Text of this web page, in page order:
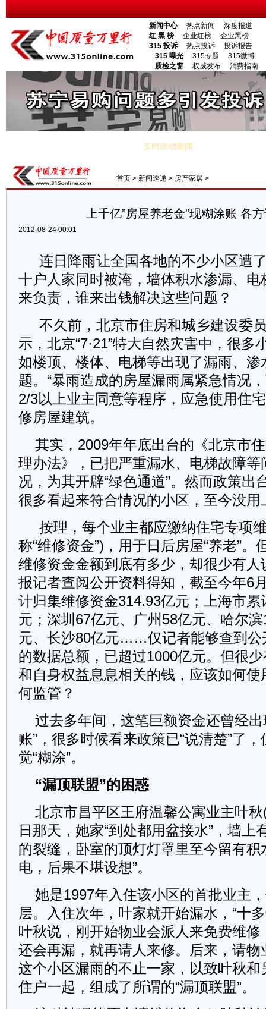
新闻中心 热点新闻
深度报道
红 黑 榜
企业红榜
企业黑榜
315 投诉
热点投诉
投诉报告
315 曝光
315专题
315微博
质检之窗
权威发布
消费指南
直销频道
家居频道
内蒙古
电子杂志
封面专题
专家视点
新闻调查
时事评论 产经分析
实时滚动新闻
被抢购 ·七夕节短信大全 七夕情人节短信祝福语（七夕节）
首页 > 新闻速递 > 房产家居 >
上千亿”房屋养老金”现糊涂账 各
2012-08-24 00:01
连日降雨让全国各地的不少小区遭
十户人家同时被淹，墙体积水渗漏、
来负责，谁来出钱解决这些问题？
不久前，北京市住房和城乡建设委
示，北京“7·21”特大自然灾害中，很多
如楼顶、楼体、电梯等出现了漏雨、渗
题。“暴雨造成的房屋漏雨属紧急情况
2/3以上业主同意等程序，应急使用住
修房屋建筑。
其实，2009年年底出台的《北京市
理办法》，已把严重漏水、电梯故障等
况，为其开辟“绿色通道”。然而政策出
很多看起来符合情况的小区，至今没用
按理，每个业主都应缴纳住宅专项
称“维修资金”)，用于日后房屋“养老”。
维修资金金额到底有多少，却很少有
报记者查阅公开资料得知，截至今年6
计归集维修资金314.93亿元；上海市累
元；深圳67亿元、广州58亿元、哈尔
元、长沙80亿元……仅记者能够查到公
的数据总额，已超过1000亿元。但很
和自身权益息息相关的钱，应该如何
何监管？
过去多年间，这笔巨额资金还曾经出
账”，很多时候看来政策已“说清楚”了
觉“糊涂”。
“漏顶联盟”的困惑
北京市昌平区王府温馨公寓业主叶秋
日那天，她家“到处都用盆接水”，墙上
的裂缝，卧室的顶灯灯罩里至今留有积
电，后果不堪设想”。
她是1997年入住该小区的首批业主
层。入住次年，叶家就开始漏水，“十
叶秋说，刚开始物业会派人来免费维
还会再漏，就再请人来修。后来，请
这个小区漏雨的不止一家，以致叶秋
住户一起，组成了所谓的“漏顶联盟”。